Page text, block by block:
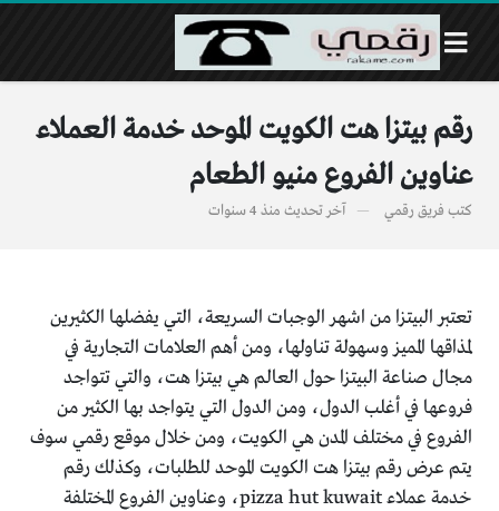
رقم بيتزا هت الكويت الموحد خدمة العملاء
عناوين الفروع منيو الطعام
كتب فريق رقمي آخر تحديث منذ 4 سنوات
تعتبر البيتزا من اشهر الوجبات السريعة، التي يفضلها الكثيرين
لمذاقها المميز وسهولة تناولها، ومن أهم العلامات التجارية في
مجال صناعة البيتزا حول العالم هي بيتزا هت، والتي تتواجد
فروعها في أغلب الدول، ومن الدول التي يتواجد بها الكثير من
الفروع في مختلف المدن هي الكويت، ومن خلال موقع رقمي سوف
يتم عرض رقم بيتزا هت الكويت الموحد للطلبات، وكذلك رقم
خدمة عملاء pizza hut kuwait، وعناوين الفروع المختلفة